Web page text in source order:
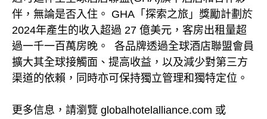
伴，無論是否入住。 GHA「探索之旅」獎勵計劃於
2024年產生的收入超過 27 億美元，客房出租量超
過一千一百萬房晚。 各品牌透過全球酒店聯盟會員
擴大其全球接觸面、提高收益，以及減少對第三方
渠道的依賴，同時亦可保持獨立管理和獨特定位。
更多信息，請瀏覽 globalhotelalliance.com 或